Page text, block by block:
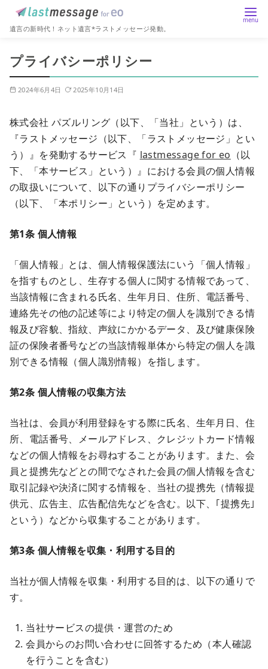
遺言の新時代！ネット遺言*ラストメッセージ発動。
プライバシーポリシー
2024年6月4日 2025年10月14日
株式会社 パズルリング（以下、「当社」という）は、
『ラストメッセージ（以下、「ラストメッセージ」とい
う）』を発動するサービス『 lastmessage for eo （以
下、「本サービス」という）』における会員の個人情報
の取扱いについて、以下の通りプライバシーポリシー
（以下、「本ポリシー」という）を定めます。
第1条 個人情報
「個人情報」とは、個人情報保護法にいう「個人情報」
を指すものとし、生存する個人に関する情報であって、
当該情報に含まれる氏名、生年月日、住所、電話番号、
連絡先その他の記述等により特定の個人を識別できる情
報及び容貌、指紋、声紋にかかるデータ、及び健康保険
証の保険者番号などの当該情報単体から特定の個人を識
別できる情報（個人識別情報）を指します。
第2条 個人情報の収集方法
当社は、会員が利用登録をする際に氏名、生年月日、住
所、電話番号、メールアドレス、クレジットカード情報
などの個人情報をお尋ねすることがあります。また、会
員と提携先などとの間でなされた会員の個人情報を含む
取引記録や決済に関する情報を、当社の提携先（情報提
供元、広告主、広告配信先などを含む。以下、｢提携先｣
という）などから収集することがあります。
第3条 個人情報を収集・利用する目的
当社が個人情報を収集・利用する目的は、以下の通りで
す。
当社サービスの提供・運営のため
会員からのお問い合わせに回答するため（本人確認
を行うことを含む）